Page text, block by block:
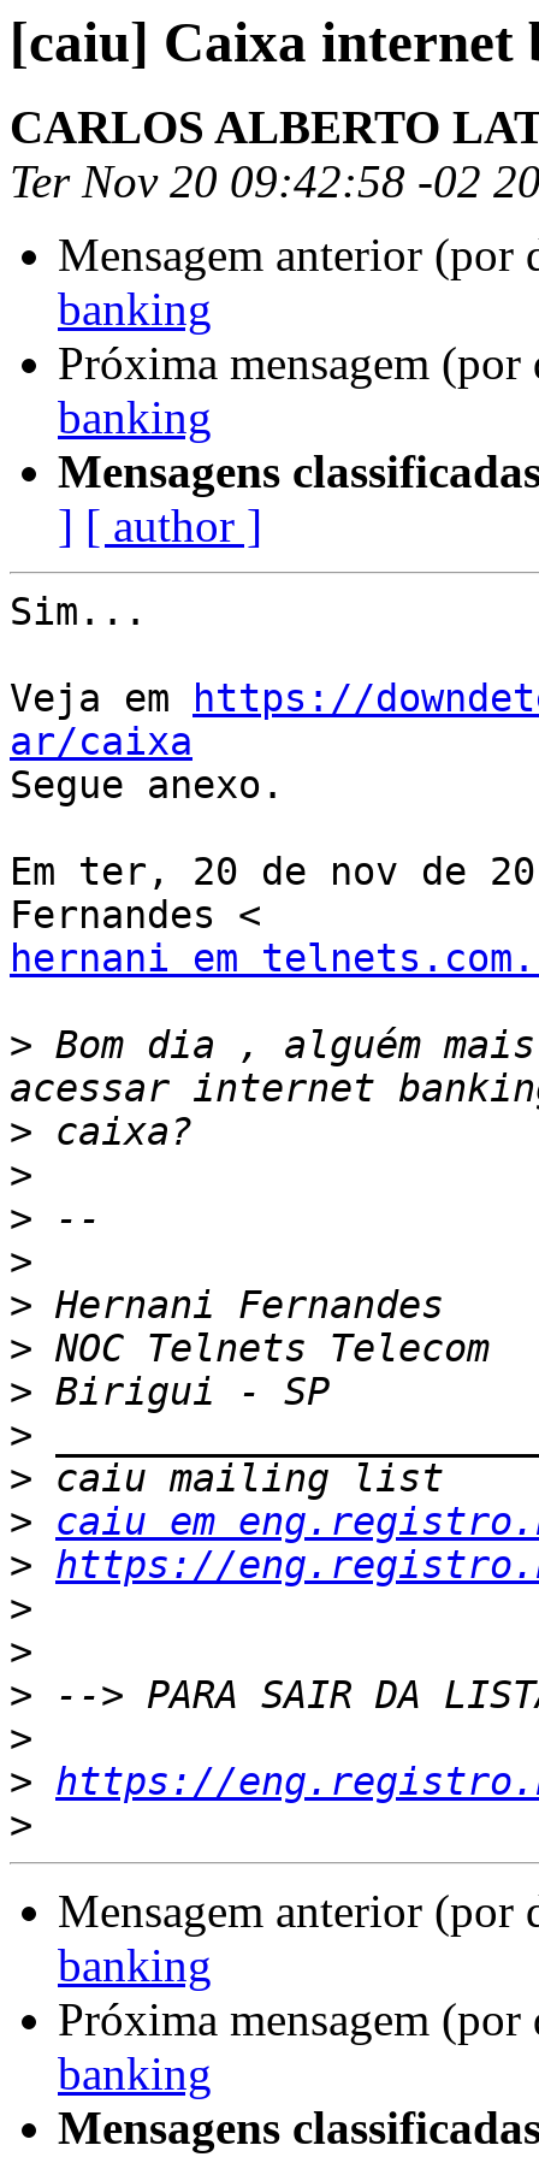
[caiu] Caixa internet
CARLOS ALBERTO
Ter Nov 20 09:42:58 -02
Mensagem anterior (por
banking
Próxima mensagem
banking
Mensagens
] [ author ]
Sim...
Veja em
https://
ar/caixa
Segue anexo.
Em ter, 20 de nov de
hernani em
> Bom dia , alguém
>
>
>
>
>
>
>
>
>
>
caiu em
> https://
>
>
>
>
> https://
>
Mensagem anterior (por
banking
Próxima mensagem
banking
Mensagens